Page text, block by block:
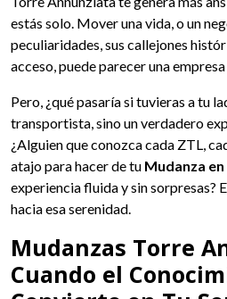
estás solo. Mover una vida, o un
peculiaridades, sus callejones
acceso, puede parecer una
Pero, ¿qué pasaría si tuvieras a tu
transportista, sino un verdadero
¿Alguien que conozca cada ZTL,
atajo para hacer de tu Mudanza
experiencia fluida y sin sorpresas?
hacia esa serenidad.
Mudanzas Torre
Cuando el